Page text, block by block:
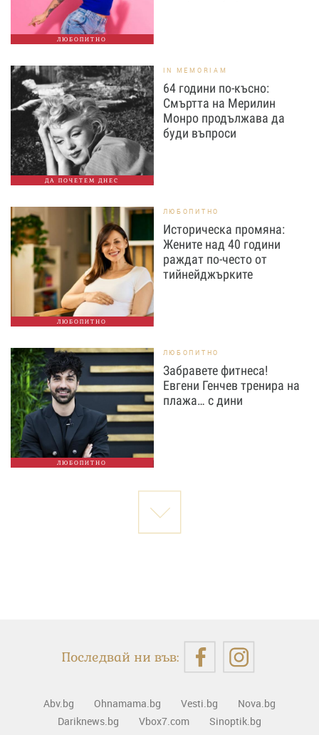
ЛЮБОПИТНО
ДА ПОЧЕТЕМ ДНЕС
IN MEMORIAM
64 години по-късно:
Смъртта на Мерилин
Монро продължава да
буди въпроси
ЛЮБОПИТНО
ЛЮБОПИТНО
Историческа промяна:
Жените над 40 години
раждат по-често от
тийнейджърките
ЛЮБОПИТНО
ЛЮБОПИТНО
Забравете фитнеса!
Евгени Генчев тренира на
плажа… с дини
Последвай ни във:
Abv.bg Ohnamama.bg Vesti.bg
Nova.bg
Dariknews.bg
Vbox7.com
Sinoptik.bg